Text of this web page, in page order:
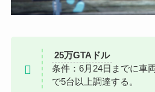
25万GTAドル
条件：6月24日までに車
で5台以上調達する。